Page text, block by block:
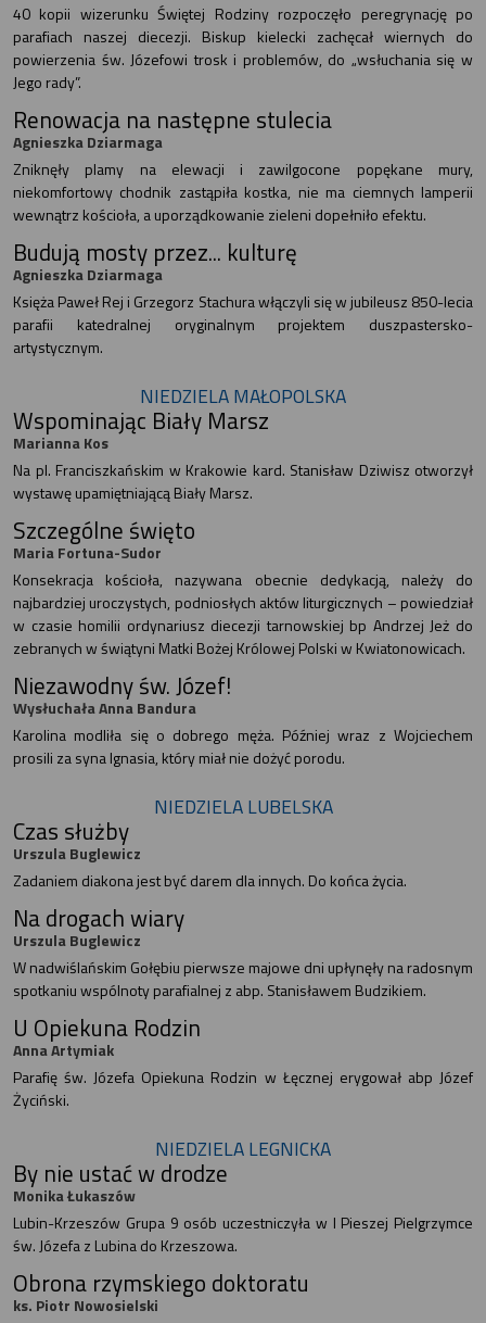
40 kopii wizerunku Świętej Rodziny rozpoczęło peregrynację po
parafiach naszej diecezji. Biskup kielecki zachęcał wiernych do
powierzenia św. Józefowi trosk i problemów, do „wsłuchania się w
Jego rady”.
Renowacja na następne stulecia
Agnieszka Dziarmaga
Zniknęły plamy na elewacji i zawilgocone popękane mury,
niekomfortowy chodnik zastąpiła kostka, nie ma ciemnych lamperii
wewnątrz kościoła, a uporządkowanie zieleni dopełniło efektu.
Budują mosty przez... kulturę
Agnieszka Dziarmaga
Księża Paweł Rej i Grzegorz Stachura włączyli się w jubileusz 850-lecia
parafii katedralnej oryginalnym projektem duszpastersko-
artystycznym.
NIEDZIELA MAŁOPOLSKA
Wspominając Biały Marsz
Marianna Kos
Na pl. Franciszkańskim w Krakowie kard. Stanisław Dziwisz otworzył
wystawę upamiętniającą Biały Marsz.
Szczególne święto
Maria Fortuna-Sudor
Konsekracja kościoła, nazywana obecnie dedykacją, należy do
najbardziej uroczystych, podniosłych aktów liturgicznych – powiedział
w czasie homilii ordynariusz diecezji tarnowskiej bp Andrzej Jeż do
zebranych w świątyni Matki Bożej Królowej Polski w Kwiatonowicach.
Niezawodny św. Józef!
Wysłuchała Anna Bandura
Karolina modliła się o dobrego męża. Później wraz z Wojciechem
prosili za syna Ignasia, który miał nie dożyć porodu.
NIEDZIELA LUBELSKA
Czas służby
Urszula Buglewicz
Zadaniem diakona jest być darem dla innych. Do końca życia.
Na drogach wiary
Urszula Buglewicz
W nadwiślańskim Gołębiu pierwsze majowe dni upłynęły na radosnym
spotkaniu wspólnoty parafialnej z abp. Stanisławem Budzikiem.
U Opiekuna Rodzin
Anna Artymiak
Parafię św. Józefa Opiekuna Rodzin w Łęcznej erygował abp Józef
Życiński.
NIEDZIELA LEGNICKA
By nie ustać w drodze
Monika Łukaszów
Lubin-Krzeszów Grupa 9 osób uczestniczyła w I Pieszej Pielgrzymce
św. Józefa z Lubina do Krzeszowa.
Obrona rzymskiego doktoratu
ks. Piotr Nowosielski